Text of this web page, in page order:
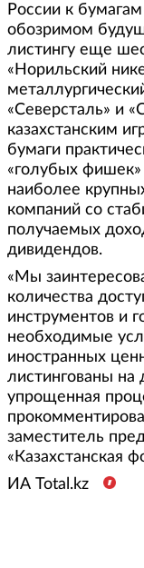
России к
обозримом
листингу еще
«Норильский
«Северсталь» и
казахстанским
бумаги
«голубых фишек»
наиболее
компаний со
получаемых
дивидендов.
«Мы
количества
инструментов и
необходимые
иностранных
листингованы на
упрощенная
заместитель
«Казахстанская
ИА
Total .kz